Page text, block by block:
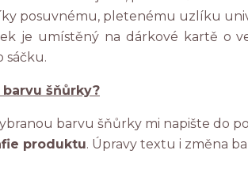
posuvnému, pletenému uzlíku
je umístěný na dárkové kartě o
sáčku.
šňůrky?
barvu šňůrky mi napište do
produktu. Úpravy textu i změna